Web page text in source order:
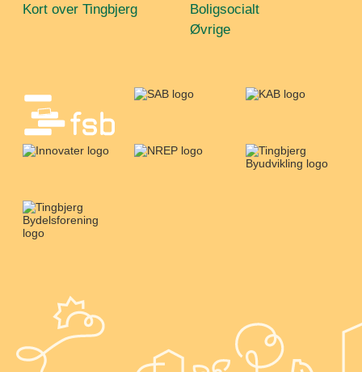
Kort over Tingbjerg
Boligsocialt
Øvrige